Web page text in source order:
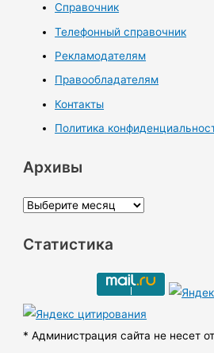
Справочник
Телефонный справочник
Рекламодателям
Правообладателям
Контакты
Политика
Архивы
А
х
ы
Статистика
* Администрация сайта не несет